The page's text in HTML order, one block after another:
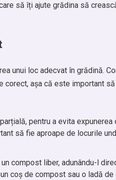
să îți ajute grădina să
unui loc adecvat în grădină.
așa că este important
pentru a evita
să fie aproape de locurile
compost liber, adunându-l
coș de compost sau o ladă